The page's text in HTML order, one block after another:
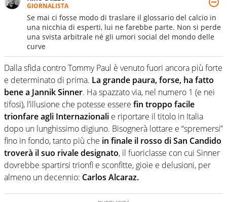
GIORNALISTA
Se mai ci fosse modo di traslare il glossario del calcio in
una nicchia di esperti, lui ne farebbe parte. Non si perde
una svista arbitrale né gli umori social del mondo delle
curve
Dalla sfida contro Tommy Paul è venuto fuori ancora più forte
e determinato di prima. La grande paura, forse, ha fatto
bene a Jannik Sinner. Ha spazzato via, nel numero 1 (e nei
tifosi), l’illusione che potesse essere fin troppo facile
trionfare agli Internazionali e riportare il titolo in Italia
dopo un lunghissimo digiuno. Bisognerà lottare e “spremersi”
fino in fondo, tanto più che in finale il rosso di San Candido
troverà il suo rivale designato, il fuoriclasse con cui Sinner
dovrebbe spartirsi trionfi e sconfitte, gioie e delusioni, per
almeno un decennio: Carlos Alcaraz.